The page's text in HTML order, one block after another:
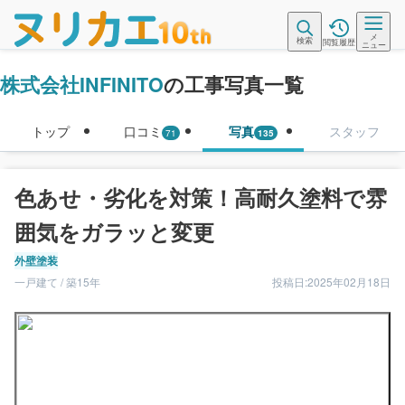
検索 閲覧履歴
メ
ニュー
株式会社INFINITOの工事写真一覧
トップ 口コミ 71 写真 135 スタッフ
色あせ・劣化を対策！高耐久塗料で雰
囲気をガラッと変更
外壁塗装
一戸建て / 築15年 投稿日:2025年02月18日